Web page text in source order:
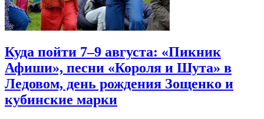
Куда пойти 7–9 августа: «Пикник
Афиши», песни «Короля и Шута» в
Ледовом, день рождения Зощенко и
кубинские марки